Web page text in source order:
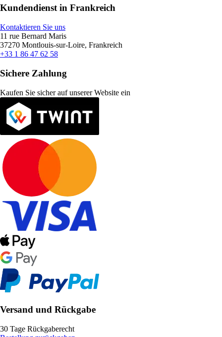
Kundendienst in Frankreich
Kontaktieren Sie uns
11 rue Bernard Maris
37270 Montlouis-sur-Loire, Frankreich
+33 1 86 47 62 58
Sichere Zahlung
Kaufen Sie sicher auf unserer Website ein
Versand und Rückgabe
30 Tage Rückgaberecht